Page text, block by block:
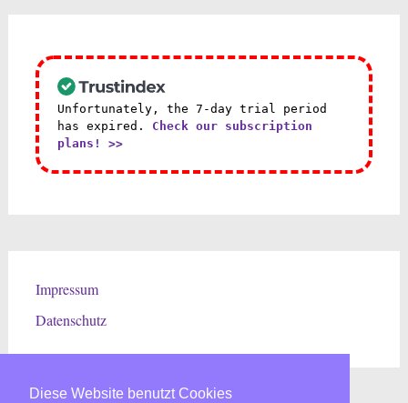
Unfortunately, the 7-day trial period
has expired. Check our subscription
plans! >>
Impressum
Datenschutz
Diese Website benutzt Cookies
Diese Website benutzt Cookies
Diese Website benutzt Cookies
Diese Website benutzt Cookies
Diese Website benutzt Cookies